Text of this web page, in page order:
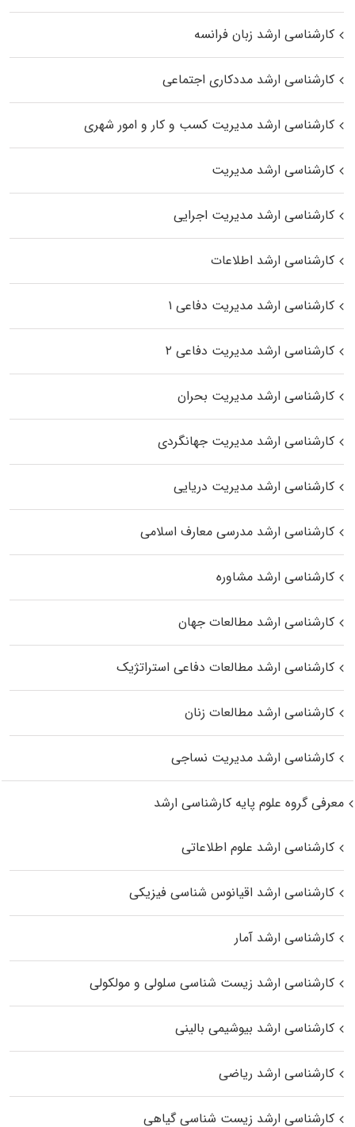
کارشناسی ارشد زبان فرانسه
کارشناسی ارشد مددکاری اجتماعی
کارشناسی ارشد مدیریت کسب و کار و امور شهری
کارشناسی ارشد مدیریت
کارشناسی ارشد مدیریت اجرایی
کارشناسی ارشد اطلاعات
کارشناسی ارشد مدیریت دفاعی ۱
کارشناسی ارشد مدیریت دفاعی ۲
کارشناسی ارشد مدیریت بحران
کارشناسی ارشد مدیریت جهانگردی
کارشناسی ارشد مدیریت دریایی
کارشناسی ارشد مدرسی معارف اسلامی
کارشناسی ارشد مشاوره
کارشناسی ارشد مطالعات جهان
کارشناسی ارشد مطالعات دفاعی استراتژیک
کارشناسی ارشد مطالعات زنان
کارشناسی ارشد مدیریت نساجی
معرفی گروه علوم پایه کارشناسی ارشد
کارشناسی ارشد علوم اطلاعاتی
کارشناسی ارشد اقیانوس‌ شناسی فیزیکی
کارشناسی ارشد آمار
کارشناسی ارشد زیست شناسی سلولی و مولکولی
کارشناسی ارشد بیوشیمی بالینی
کارشناسی ارشد ریاضی
کارشناسی ارشد زیست‌ شناسی گیاهی